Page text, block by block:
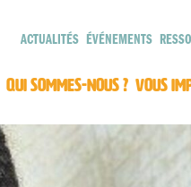
ACTUALITÉS ÉVÉNEMENTS
QUI SOMMES-NOUS ? VOUS